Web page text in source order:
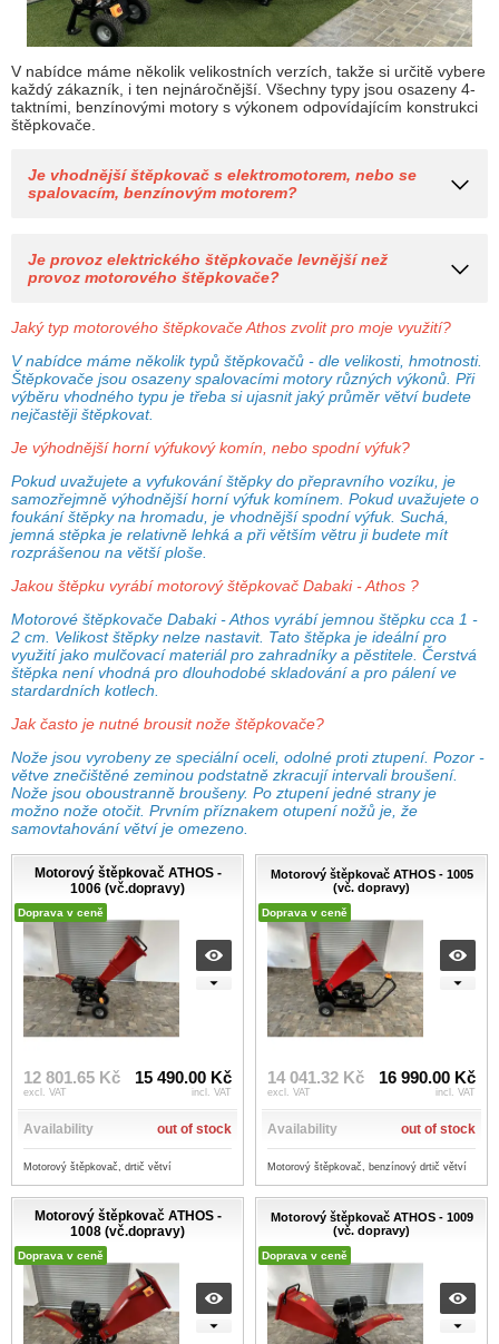
V nabídce máme několik velikostních verzích, takže si určitě vybere
každý zákazník, i ten nejnáročnější. Všechny typy jsou osazeny 4-
taktními, benzínovými motory s výkonem odpovídajícím konstrukci
štěpkovače.
Je vhodnější štěpkovač s elektromotorem, nebo se
spalovacím, benzínovým motorem?
Je provoz elektrického štěpkovače levnější než
provoz motorového štěpkovače?
Jaký typ motorového štěpkovače Athos zvolit pro moje využití?
V nabídce máme několik typů štěpkovačů - dle velikosti, hmotnosti.
Štěpkovače jsou osazeny spalovacími motory různých výkonů. Při
výběru vhodného typu je třeba si ujasnit jaký průměr větví budete
nejčastěji štěpkovat.
Je výhodnější horní výfukový komín, nebo spodní výfuk?
Pokud uvažujete a vyfukování štěpky do přepravního vozíku, je
samozřejmně výhodnější horní výfuk komínem. Pokud uvažujete o
foukání štěpky na hromadu, je vhodnější spodní výfuk. Suchá,
jemná stěpka je relativně lehká a při větším větru ji budete mít
rozprášenou na větší ploše.
Jakou štěpku vyrábí motorový štěpkovač Dabaki - Athos ?
Motorové štěpkovače Dabaki - Athos vyrábí jemnou štěpku cca 1 -
2 cm. Velikost štěpky nelze nastavit. Tato štěpka je ideální pro
využití jako mulčovací materiál pro zahradníky a pěstitele. Čerstvá
štěpka není vhodná pro dlouhodobé skladování a pro pálení ve
stardardních kotlech.
Jak často je nutné brousit nože štěpkovače?
Nože jsou vyrobeny ze speciální oceli, odolné proti ztupení. Pozor -
větve znečištěné zeminou podstatně zkracují intervali broušení.
Nože jsou oboustranně broušeny. Po ztupení jedné strany je
možno nože otočit. Prvním příznakem otupení nožů je, že
samovtahování větví je omezeno.
Motorový štěpkovač ATHOS -
1006 (vč.dopravy)
Doprava v ceně
12 801.65 Kč
excl. VAT
15 490.00 Kč
incl. VAT
Availability out of stock
Motorový štěpkovač, drtič větví
Motorový štěpkovač ATHOS - 1005
(vč. dopravy)
Doprava v ceně
14 041.32 Kč
excl. VAT
16 990.00 Kč
incl. VAT
Availability out of stock
Motorový štěpkovač, benzínový drtič větví
Motorový štěpkovač ATHOS -
1008 (vč.dopravy)
Doprava v ceně
Motorový štěpkovač ATHOS - 1009
(vč. dopravy)
Doprava v ceně